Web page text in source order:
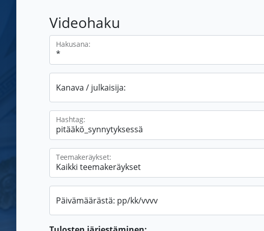
Videohaku
Hakusana:
Kanava / julkaisija:
Hashtag:
Teemakeräykset:
Päivämäärästä: pp/kk/vvvv